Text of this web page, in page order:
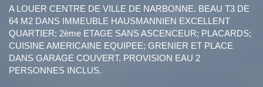
A LOUER CENTRE DE VILLE DE NARBONNE. BEAU T3 DE
64 M2 DANS IMMEUBLE HAUSMANNIEN EXCELLENT
QUARTIER; 2ème ETAGE SANS ASCENCEUR; PLACARDS;
CUISINE AMERICAINE EQUIPEE; GRENIER ET PLACE
DANS GARAGE COUVERT. PROVISION EAU 2
PERSONNES INCLUS.